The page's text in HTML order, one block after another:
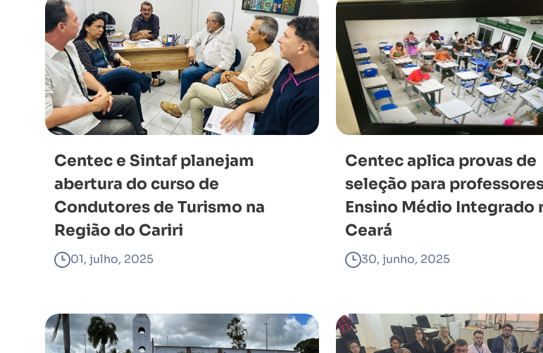
Centec e Sintaf planejam
abertura do curso de
Condutores de Turismo na
Região do Cariri
01, julho, 2025
Centec aplica provas de
seleção para
Ensino Médio Integrado
Ceará
30, junho, 2025